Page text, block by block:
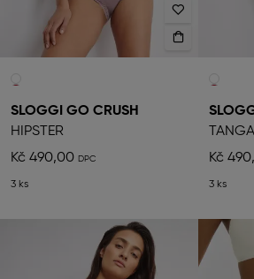
SLOGGI GO CRUSH
HIPSTER
Kč 490,00
3 ks
Kč
3 ks